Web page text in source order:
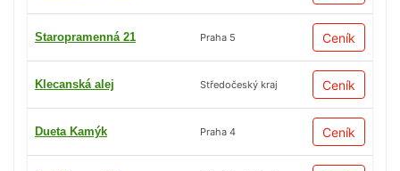
Staropramenná 21 Praha 5 Ceník
Klecanská alej Středočeský kraj Ceník
Dueta Kamýk Praha 4 Ceník